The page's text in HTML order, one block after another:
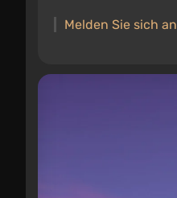
Melden Sie sich an